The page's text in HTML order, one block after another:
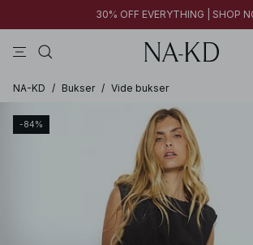
30% OFF EVERYTHING | SHOP
NA-KD / Bukser / Vide bukser
-84%